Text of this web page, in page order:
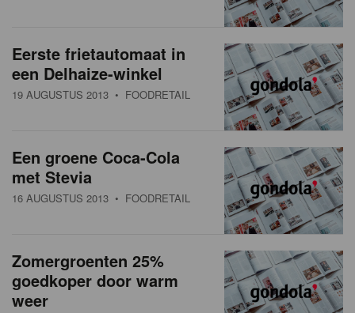
v
e
c
Eerste frietautomaat in
een Delhaize-winkel
19 AUGUSTUS 2013 • FOODRETAIL
Een groene Coca-Cola
met Stevia
16 AUGUSTUS 2013 • FOODRETAIL
Zomergroenten 25%
goedkoper door warm
weer